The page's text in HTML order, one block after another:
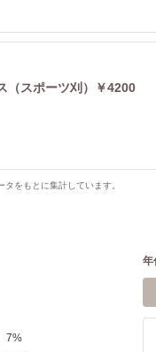
（スポーツ刈）￥4200
をもとに集計しています。
7%
年